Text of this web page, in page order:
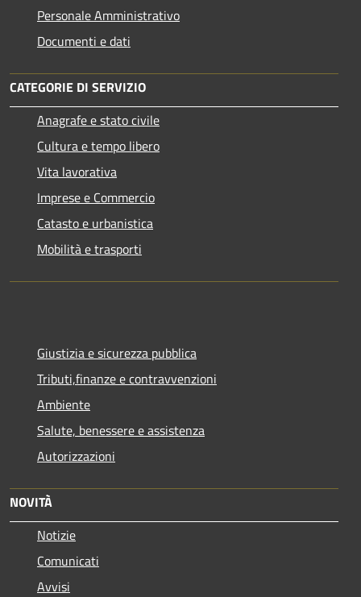
Personale Amministrativo
Documenti e dati
CATEGORIE DI SERVIZIO
Anagrafe e stato civile
Cultura e tempo libero
Vita lavorativa
Imprese e Commercio
Catasto e urbanistica
Mobilità e trasporti
Giustizia e sicurezza pubblica
Tributi,finanze e contravvenzioni
Ambiente
Salute, benessere e assistenza
Autorizzazioni
NOVITÀ
Notizie
Comunicati
Avvisi